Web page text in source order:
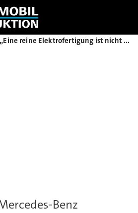
„Eine reine Elektrofertigung ist nicht unser Ziel“
Benz